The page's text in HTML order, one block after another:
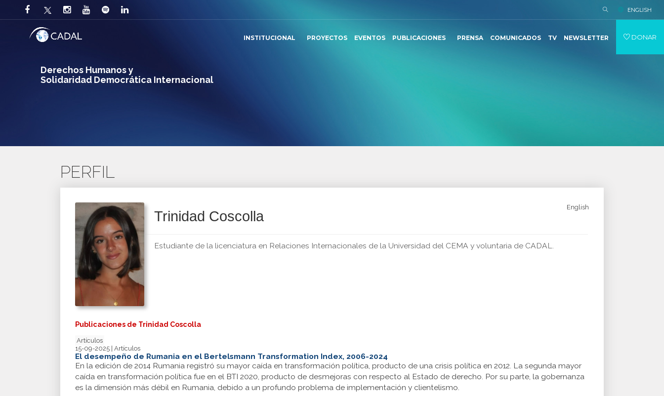
Derechos Humanos y
Solidaridad Democrática Internacional
ENGLISH
INSTITUCIONAL PROYECTOS EVENTOS PUBLICACIONES PRENSA COMUNICADOS TV NEWSLETTER DONAR
PERFIL
English
Trinidad Coscolla
Estudiante de la licenciatura en Relaciones Internacionales de la Universidad del CEMA y voluntaria de CADAL.
Publicaciones de Trinidad Coscolla
Artículos
15-09-2025 | Artículos
El desempeño de Rumania en el Bertelsmann Transformation Index, 2006-2024
En la edición de 2014 Rumania registró su mayor caída en transformación política, producto de una crisis política en 2012. La segunda mayor
caída en transformación política fue en el BTI 2020, producto de desmejoras con respecto al Estado de derecho. Por su parte, la gobernanza
es la dimensión más débil en Rumania, debido a un profundo problema de implementación y clientelismo.